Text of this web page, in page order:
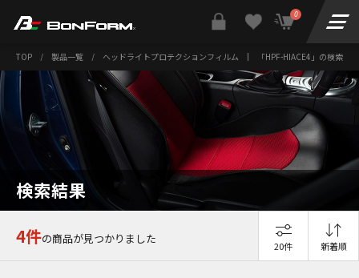
0
TOP / 製品一覧 / ヘッドライトプロテクションフィルム | 「HPF-HIACE4」の検索結果
検索結果
4件の商品が見つかりました
20件 新着順